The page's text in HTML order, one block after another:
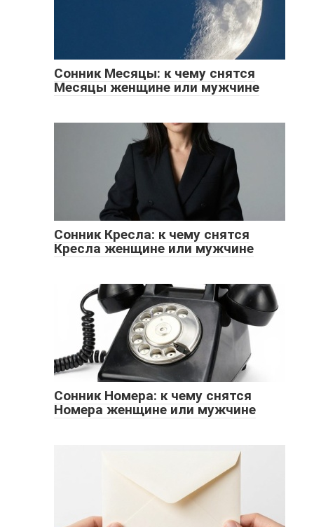
Сонник Месяцы: к чему снятся
Месяцы женщине или мужчине
Сонник Кресла: к чему снятся
Кресла женщине или мужчине
Сонник Номера: к чему снятся
Номера женщине или мужчине